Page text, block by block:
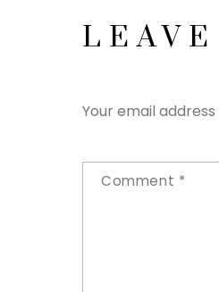
Your email
Comment *